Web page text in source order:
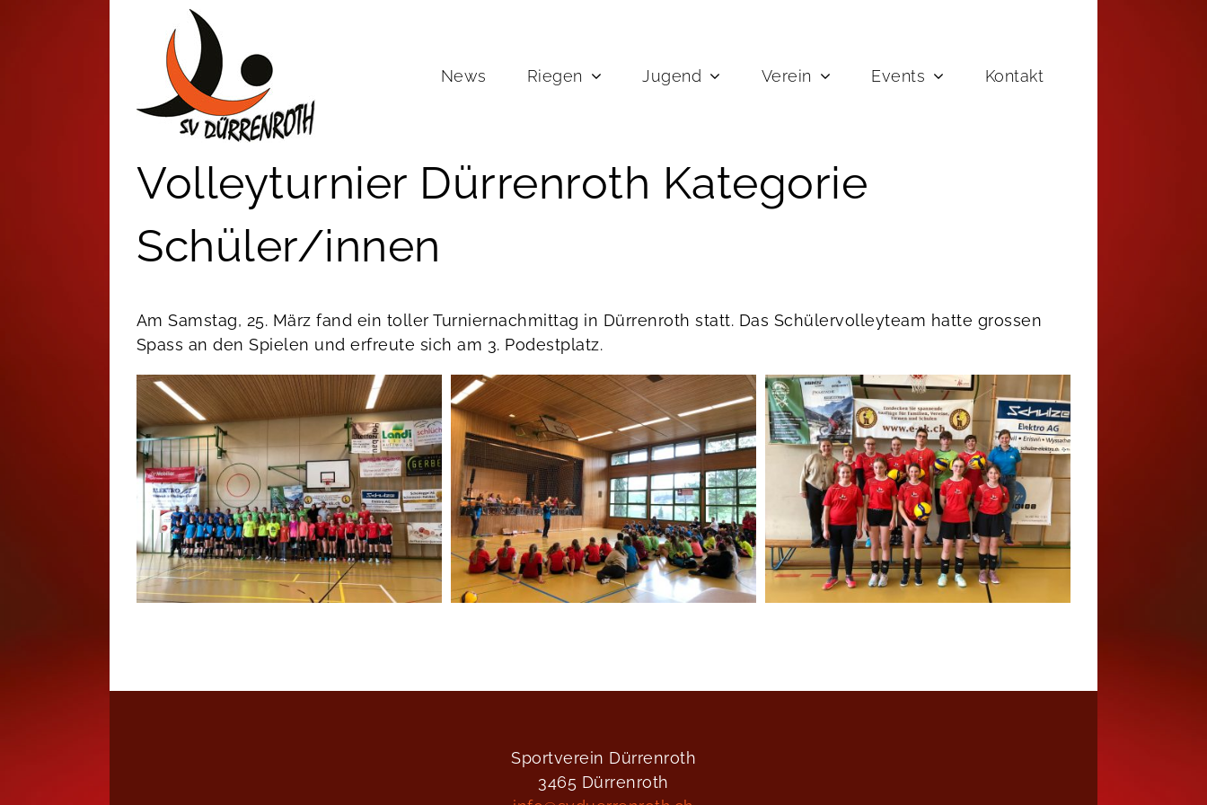
News
Riegen Jugend Verein Events Kontakt
Volleyturnier Dürrenroth Kategorie
Schüler/innen
Am Samstag, 25. März fand ein toller Turniernachmittag in Dürrenroth statt. Das Schülervolleyteam hatte grossen
Spass an den Spielen und erfreute sich am 3. Podestplatz.
Sportverein Dürrenroth
3465 Dürrenroth